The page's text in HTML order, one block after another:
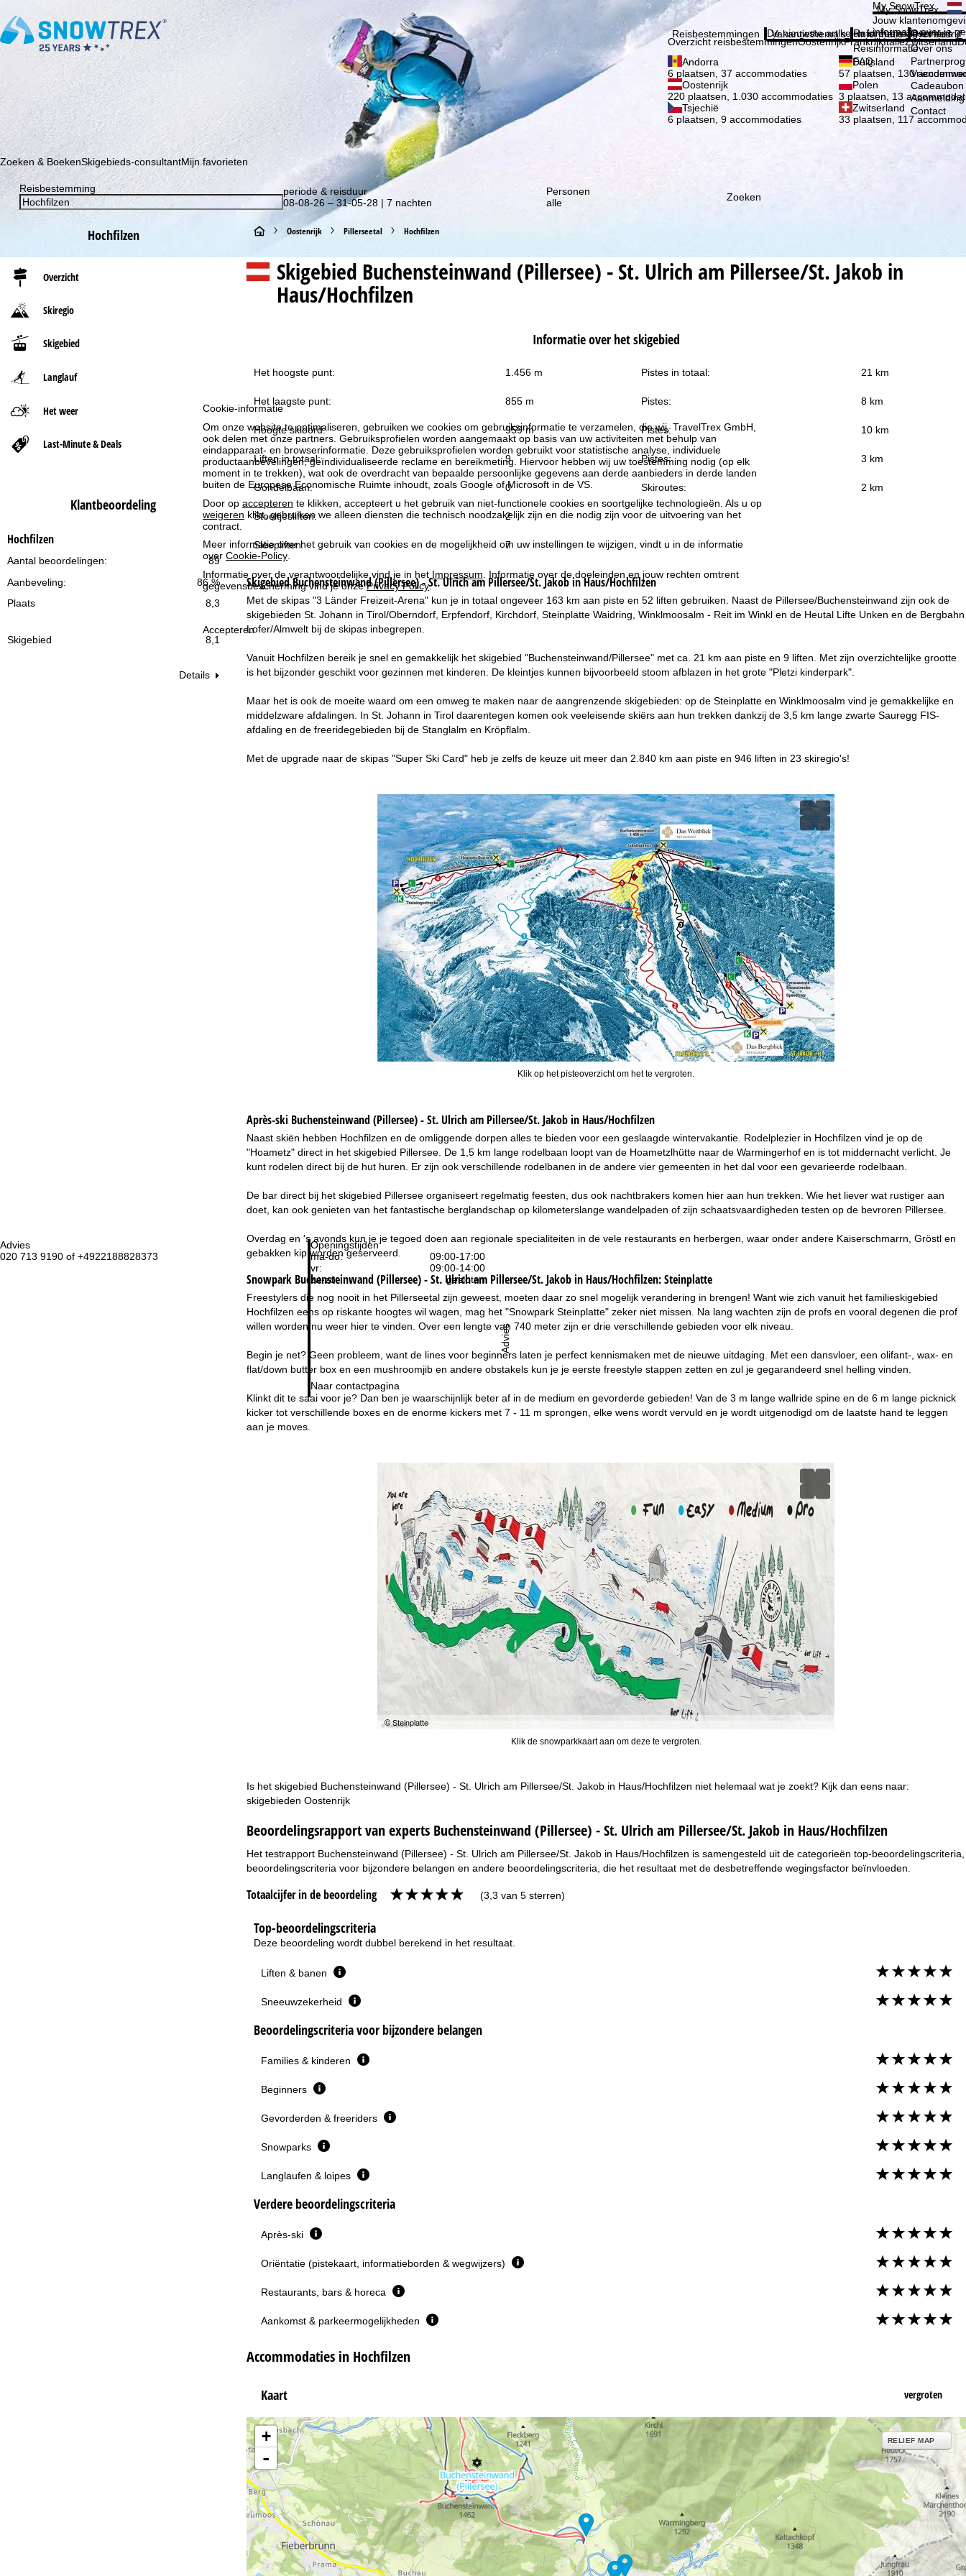
Cookie-informatie
Om onze website te optimaliseren, gebruiken we cookies om gebruiksinformatie te verzamelen, die wij, TravelTrex GmbH,
ook delen met onze partners. Gebruiksprofielen worden aangemaakt op basis van uw activiteiten met behulp van
eindapparaat- en browserinformatie. Deze gebruiksprofielen worden gebruikt voor statistische analyse, individuele
productaanbevelingen, geïndividualiseerde reclame en bereikmeting. Hiervoor hebben wij uw toestemming nodig (op elk
moment in te trekken), wat ook de overdracht van bepaalde persoonlijke gegevens aan derde aanbieders in derde landen
buiten de Europese Economische Ruimte inhoudt, zoals Google of Microsoft in de VS.
Door op accepteren te klikken, accepteert u het gebruik van niet-functionele cookies en soortgelijke technologieën. Als u op
weigeren klikt, gebruiken we alleen diensten die technisch noodzakelijk zijn en die nodig zijn voor de uitvoering van het
contract.
Meer informatie over het gebruik van cookies en de mogelijkheid om uw instellingen te wijzigen, vindt u in de informatie
over Cookie-Policy
Informatie over de verantwoordelijke vind je in het Impressum . Informatie over de doeleinden en jouw rechten omtrent
gegevensbescherming vind je onzePrivacy Policy.
Accepteren
Advies
020 713 9190 of +4922188828373
Openingstijden
ma-do:
09:00-17:00
vr:
09:00-14:00
za-zo:
gesloten
Naar contactpagina
Advies
Schrijf je in voor onze nieuwsbrief en wees als eerste op de hoogte van onze kortingsacties!
My SnowTrex
My SnowTrex
Jouw
informatie over je
Reisbestemmingen
Overzicht reisbestemmingenOostenrijkFrankrijkItaliëZwitserland
Andorra
6 plaatsen, 37 accommodaties
Duitsland
57 plaatsen, 130
Oostenrijk
220 plaatsen, 1.030 accommodaties
Polen
3 plaatsen, 13
Tsjechië
6 plaatsen, 9 accommodaties
Zwitserland
33 plaatsen, 117
Vakantiethema's
De nieuwste artikelen in ons magazine
Informatie
Reisinformatie
Reisinformatie
FAQ
Het bedrijf
Over ons
Over ons
Cadeaubon
Contact
Zoeken & BoekenSkigebieds-consultantMijn favorieten
Reisbestemming
periode & reisduur
08-08-26 – 31-05-28 | 7 nachten
Personen
alle
Zoeken
Hochfilzen
Overzicht
Skiregio
Skigebied
Langlauf
Het weer
Last-Minute & Deals
Klantbeoordeling
Hochfilzen
89
Aantal beoordelingen:
86 %
Aanbeveling:
Plaats
8,3
Skigebied 8,1
Details
S
t
p
a
g
i
Oostenrijk Pillerseetal Hochfilzen
Skigebied Buchensteinwand (Pillersee) - St. Ulrich am Pillersee/St. Jakob in
Haus/Hochfilzen
Informatie over het skigebied
Het hoogste punt: 1.456 m Pistes in totaal: 21 km
Het laagste punt: 855 m Pistes: 8 km
Hoogte skioord: 959 m Pistes: 10 km
Liften in totaal: 9 Pistes: 3 km
Gondelbaan: 0 Skiroutes: 2 km
Stoeltjesliften: 2
Sleepliften: 7
SkigebiedBuchensteinwand (Pillersee) - St. Ulrich am Pillersee/St. Jakob in Haus/Hochfilzen
Met de skipas "3 Länder Freizeit-Arena" kun je in totaal ongeveer 163 km aan piste en 52 liften gebruiken. Naast de Pillersee/Buchensteinwand zijn ook de
skigebieden St. Johann in Tirol/Oberndorf, Erpfendorf, Kirchdorf, Steinplatte Waidring, Winklmoosalm - Reit im Winkl en de Heutal Lifte Unken en de Bergbahn
Lofer/Almwelt bij de skipas inbegrepen.
Vanuit Hochfilzen bereik je snel en gemakkelijk het skigebied "Buchensteinwand/Pillersee" met ca. 21 km aan piste en 9 liften. Met zijn overzichtelijke grootte
is het bijzonder geschikt voor gezinnen met kinderen. De kleintjes kunnen bijvoorbeeld stoom afblazen in het grote "Pletzi kinderpark".
Maar het is ook de moeite waard om een omweg te maken naar de aangrenzende skigebieden: op de Steinplatte en Winklmoosalm vind je gemakkelijke en
middelzware afdalingen. In St. Johann in Tirol daarentegen komen ook veeleisende skiërs aan hun trekken dankzij de 3,5 km lange zwarte Sauregg FIS-
afdaling en de freeridegebieden bij de Stanglalm en Kröpflalm.
Met de upgrade naar de skipas "Super Ski Card" heb je zelfs de keuze uit meer dan 2.840 km aan piste en 946 liften in 23 skiregio's!
Klik op het pisteoverzicht om het te vergroten.
Après-ski Buchensteinwand (Pillersee) - St. Ulrich am Pillersee/St. Jakob in Haus/Hochfilzen
Naast skiën hebben Hochfilzen en de omliggende dorpen alles te bieden voor een geslaagde wintervakantie. Rodelplezier in Hochfilzen vind je op de
"Hoametz" direct in het skigebied Pillersee. De 1,5 km lange rodelbaan loopt van de Hoametzlhütte naar de Warmingerhof en is tot middernacht verlicht. Je
kunt rodelen direct bij de hut huren. Er zijn ook verschillende rodelbanen in de andere vier gemeenten in het dal voor een gevarieerde rodelbaan.
De bar direct bij het skigebied Pillersee organiseert regelmatig feesten, dus ook nachtbrakers komen hier aan hun trekken. Wie het liever wat rustiger aan
doet, kan ook genieten van het fantastische berglandschap op kilometerslange wandelpaden of zijn schaatsvaardigheden testen op de bevroren Pillersee.
Overdag en 's avonds kun je je tegoed doen aan regionale specialiteiten in de vele restaurants en herbergen, waar onder andere Kaiserschmarrn, Gröstl en
gebakken kip worden geserveerd.
Snowpark Buchensteinwand (Pillersee) - St. Ulrich am Pillersee/St. Jakob in Haus/Hochfilzen:Steinplatte
Freestylers die nog nooit in het Pillerseetal zijn geweest, moeten daar zo snel mogelijk verandering in brengen! Want wie zich vanuit het familieskigebied
Hochfilzen eens op riskante hoogtes wil wagen, mag het "Snowpark Steinplatte" zeker niet missen. Na lang wachten zijn de profs en vooral degenen die prof
willen worden nu weer hier te vinden. Over een lengte van 740 meter zijn er drie verschillende gebieden voor elk niveau.
Begin je net? Geen probleem, want de lines voor beginners laten je perfect kennismaken met de nieuwe uitdaging. Met een dansvloer, een olifant-, wax- en
flat/down butter box en een mushroomjib en andere obstakels kun je je eerste freestyle stappen zetten en zul je gegarandeerd snel helling vinden.
Klinkt dit te saai voor je? Dan ben je waarschijnlijk beter af in de medium en gevorderde gebieden! Van de 3 m lange wallride spine en de 6 m lange picknick
kicker tot verschillende boxes en de enorme kickers met 7 - 11 m sprongen, elke wens wordt vervuld en je wordt uitgenodigd om de laatste hand te leggen
aan je moves.
Klik de snowparkkaart aan om deze te vergroten.
Is het skigebied Buchensteinwand (Pillersee) - St. Ulrich am Pillersee/St. Jakob in Haus/Hochfilzen niet helemaal wat je zoekt? Kijk dan eens naar:
skigebieden Oostenrijk
Beoordelingsrapport van experts Buchensteinwand (Pillersee) - St. Ulrich am Pillersee/St. Jakob in Haus/Hochfilzen
Het testrapport Buchensteinwand (Pillersee) - St. Ulrich am Pillersee/St. Jakob in Haus/Hochfilzen is samengesteld uit de categorieën top-beoordelingscriteria,
beoordelingscriteria voor bijzondere belangen en andere beoordelingscriteria, die het resultaat met de desbetreffende wegingsfactor beïnvloeden.
Totaalcijfer in de beoordeling (3,3 van 5 sterren)
Top-beoordelingscriteria
Deze beoordeling wordt dubbel berekend in het resultaat.
Liften & banen
Sneeuwzekerheid
Beoordelingscriteria voor bijzondere belangen
Families & kinderen
Beginners
Gevorderden & freeriders
Snowparks
Langlaufen & loipes
Verdere beoordelingscriteria
Après-ski
Oriëntatie (pistekaart, informatieborden & wegwijzers)
Restaurants, bars & horeca
Aankomst & parkeermogelijkheden
Accommodaties in Hochfilzen
Kaart vergroten
+
-
RELIEF MAP